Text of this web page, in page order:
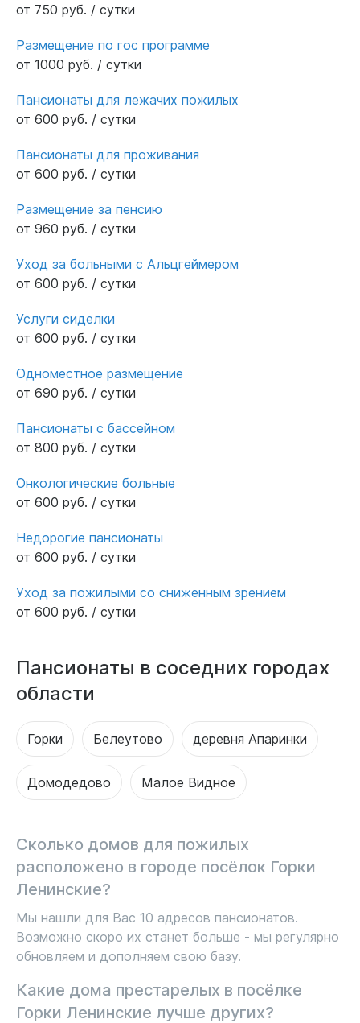
от 750 руб. / сутки
Размещение по гос программе
от 1000 руб. / сутки
Пансионаты для лежачих пожилых
от 600 руб. / сутки
Пансионаты для проживания
от 600 руб. / сутки
Размещение за пенсию
от 960 руб. / сутки
Уход за больными с Альцгеймером
от 600 руб. / сутки
Услуги сиделки
от 600 руб. / сутки
Одноместное размещение
от 690 руб. / сутки
Пансионаты с бассейном
от 800 руб. / сутки
Онкологические больные
от 600 руб. / сутки
Недорогие пансионаты
от 600 руб. / сутки
Уход за пожилыми со сниженным зрением
от 600 руб. / сутки
Пансионаты в соседних городах
области
Горки Белеутово деревня Апаринки
Домодедово Малое Видное
Сколько домов для пожилых
расположено в городе посёлок Горки
Ленинские?
Мы нашли для Вас 10 адресов пансионатов.
Возможно скоро их станет больше - мы регулярно
обновляем и дополняем свою базу.
Какие дома престарелых в посёлке
Горки Ленинские лучше других?